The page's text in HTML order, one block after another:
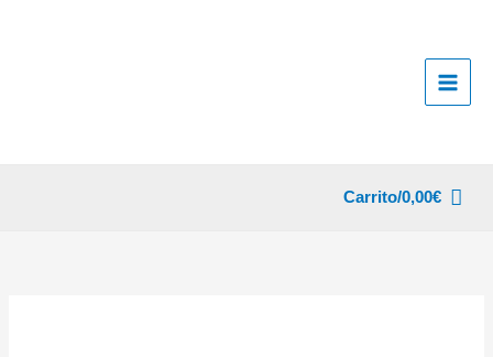
Carrito/0,00€